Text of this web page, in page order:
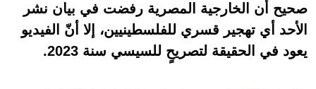
صحيح أن الخارجية المصرية رفضت في بيان نشر
الأحد أي تهجير قسري للفلسطينيين، إلا أنّ الفيديو
يعود في الحقيقة لتصريحٍ للسيسي سنة 2023.